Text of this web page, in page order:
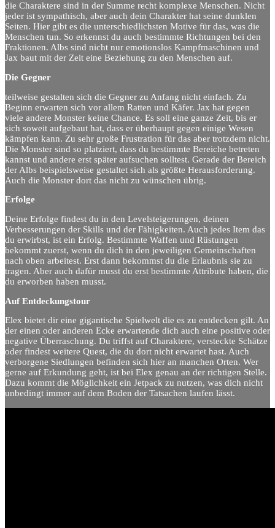
die Charaktere sind in der Summe recht komplexe Menschen. Nicht
jeder ist sympathisch, aber auch dein Charakter hat seine dunklen
Seiten. Hier gibt es die unterschiedlichsten Motive für das, was die
Menschen tun. So erkennst du auch bestimmte Richtungen bei den
Fraktionen. Albs sind nicht nur emotionslos Kampfmaschinen und
Jax baut mit der Zeit eine Beziehung zu den Menschen auf.
Die Gegner
teilweise gestalten sich die Gegner zu Anfang nicht einfach. Zu
Beginn erwarten sich vor allem Ratten und Käfer. Jax hat gegen
viele andere Monster keine Chance. Es soll eine ganze Zeit, bis er
sich soweit aufgebaut hat, dass er überhaupt gegen einige Wesen
kämpfen kann. Zu sehr große Frustration für das aber trotzdem nicht.
Die Monster sind so platziert, dass du bestimmte Bereiche betreten
kannst und andere erst später aufsuchen solltest. Gerade der Bereich
der Albs beispielsweise gestaltet sich als größte Herausforderung.
Auch die Monster dort das nicht zu wünschen übrig.
Erfolge
Deine Erfolge findest du in den Levelsteigerungen, deinen
Verbesserungen der Skills und der Fähigkeiten. Auch jedes Item das
du erwirbst, ist ein Erfolg. Bestimmte Waffen und Rüstungen
bekommt zuerst, wenn du dich in den jeweiligen Gemeinschaften
nach oben arbeitest. Erst dann bekommst du die Erlaubnis sie zu
tragen. Aber auch dafür musst du erst bestimmte Attribute haben, die
du erworben haben musst.
Auf Entdeckungstour
Elex bietet dir eine gigantische Spielwelt die es zu entdecken gilt. An
der einen oder anderen Ecke erwartende dich auch eine positive oder
negative Überraschung. Du triffst auf Charaktere, versteckte Schätze
oder findest weitere Quest, die du dort nicht erwartet hast. Auch
verborgene Siedlungen befinden sich hier an manchen Orten. Wer
gerne auf Erkundung geht, ist bei Elex genau an der richtigen Stelle.
Dazu kommt die Möglichkeit ein Jetpack zu nutzen, was dich nicht
unbedingt immer auf dem Boden der Tatsachen laufen lässt.